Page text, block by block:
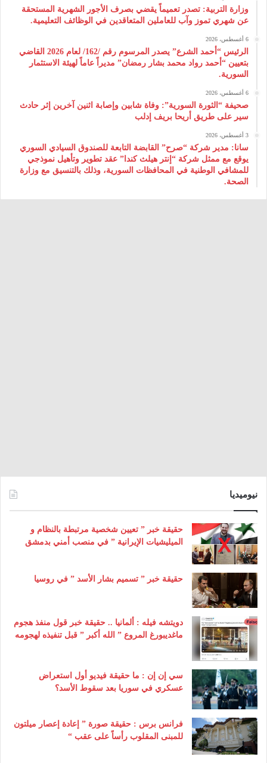
وزارة التربية: تصدر تعميماً يقضي بصرف الأجور الشهرية المستحقة
عن شهري تموز وآب للعاملين المتعاقدين في الوظائف التعليمية.
6 أغسطس، 2026
الرئيس “أحمد الشرع” يصدر المرسوم رقم /162/ لعام 2026 ‌القاضي
بتعيين “أحمد رواد محمد بشار رمضان” مديراً عاماً لهيئة ‌الاستثمار
السورية.
6 أغسطس، 2026
صحيفة “الثورة السورية”: وفاة شابين وإصابة اثنين آخرين إثر حادث
سير على طريق أريحا بريف إدلب
3 أغسطس، 2026
سانا: مدير شركة “صرح” القابضة التابعة للصندوق السيادي السوري
يوقع مع ممثل شركة “إنتر هيلث كندا” عقد تطوير وتأهيل نموذجي
للمشافي الوطنية في المحافظات السورية، وذلك بالتنسيق مع وزارة
الصحة.
نيوميديا
حقيقة خبر ” تعيين شخصية مرتبطة بالنظام و
الميليشيات الإيرانية ” في منصب أمني بدمشق
حقيقة خبر ” تسميم بشار الأسد ” في روسيا
دويتشه فيله : ألمانيا .. حقيقة خبر قول منفذ هجوم
ماغديبورغ المروع ” الله أكبر ” قبل تنفيذه لهجومه
سي إن إن : ما حقيقة فيديو أول استعراض
عسكري في سوريا بعد سقوط الأسد؟
فرانس برس : حقيقة صورة ” إعادة إعصار ميلتون
للمبنى المقلوب رأساً على عقب “